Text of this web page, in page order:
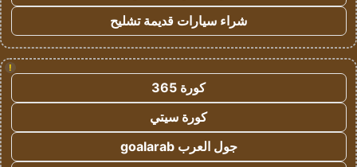
شراء سيارات قديمة تشليح
!
كورة 365
كورة سيتي
جول العرب goalarab